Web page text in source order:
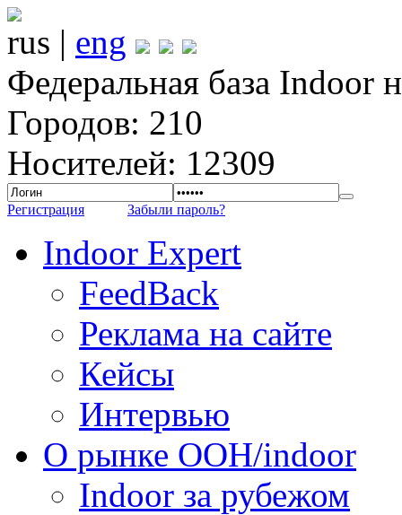
rus | eng
Федеральная база Indoor
Городов: 210
Носителей: 12309
Регистрация Забыли пароль?
Indoor Expert
FeedBack
Реклама на сайте
Кейсы
Интервью
О рынке OOH/indoor
Indoor за рубежом